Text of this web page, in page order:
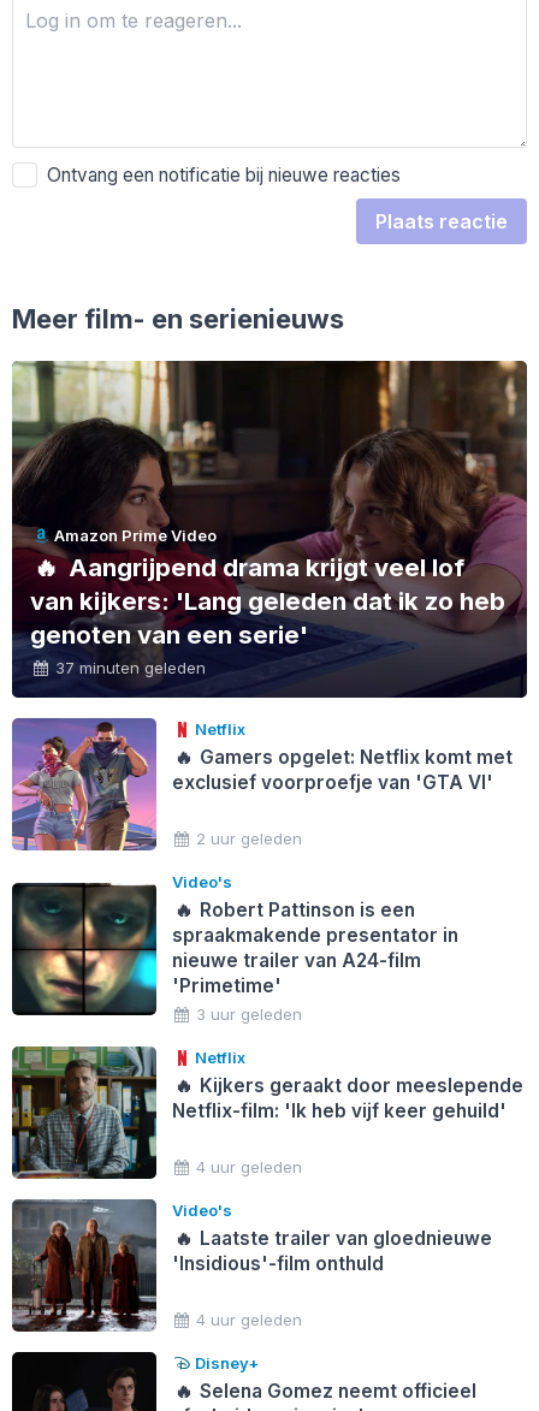
Ontvang een notificatie bij nieuwe reacties
Plaats reactie
Meer film- en serienieuws
Amazon Prime Video
🔥Aangrijpend drama krijgt veel lof
van kijkers: 'Lang geleden dat ik zo heb
genoten van een serie'
37 minuten geleden
Netflix
🔥 Gamers opgelet: Netflix komt met
exclusief voorproefje van 'GTA VI'
2 uur geleden
Video's
🔥 Robert Pattinson is een
spraakmakende presentator in
nieuwe trailer van A24-film
'Primetime'
3 uur geleden
Netflix
🔥 Kijkers geraakt door meeslepende
Netflix-film: 'Ik heb vijf keer gehuild'
4 uur geleden
Video's
🔥 Laatste trailer van gloednieuwe
'Insidious'-film onthuld
4 uur geleden
Disney+
🔥 Selena Gomez neemt officieel